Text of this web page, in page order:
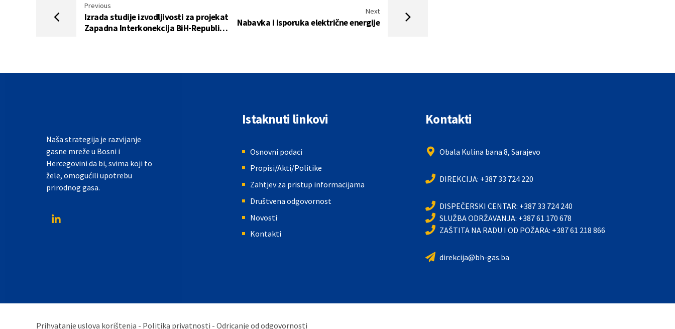
Previous
Izrada studije izvodljivosti za projekat
Zapadna Interkonekcija BiH-Republika
Next
Nabavka i isporuka električne energije
Naša strategija je razvijanje
gasne mreže u Bosni i
Hercegovini da bi, svima koji to
žele, omogućili upotrebu
prirodnog gasa.
Istaknuti linkovi
Osnovni podaci
Propisi/Akti/Politike
Zahtjev za pristup informacijama
Društvena odgovornost
Novosti
Kontakti
Kontakti
Obala Kulina bana 8, Sarajevo
DIREKCIJA: +387 33 724 220
DISPEČERSKI CENTAR: +387 33 724 240
SLUŽBA ODRŽAVANJA: +387 61 170 678
ZAŠTITA NA RADU I OD POŽARA: +387 61 218 866
direkcija@bh-gas.ba
Prihvatanje uslova korištenja - Politika privatnosti - Odricanje od odgovornosti